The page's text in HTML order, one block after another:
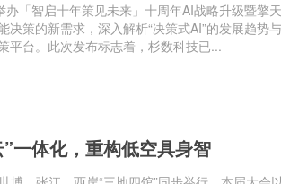
「智启十年策见未来」十周年AI战略升级暨擎
决策的新需求，深入解析“决策式AI”的发展趋势
平台。此次发布标志着，杉数科技已...
一体化，重构低空具身智